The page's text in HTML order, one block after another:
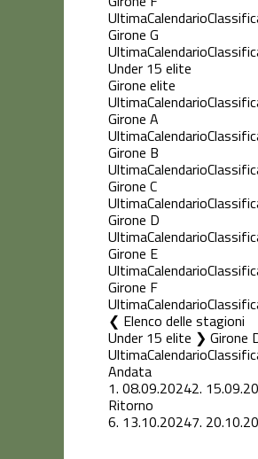
UltimaCalendario
Girone G
UltimaCalendario
Under 15 elite
Girone elite
UltimaCalendario
Girone A
UltimaCalendario
Girone B
UltimaCalendario
Girone C
UltimaCalendario
Girone D
UltimaCalendario
Girone E
UltimaCalendario
Girone F
UltimaCalendario
Elenco delle stagioni
Under 15 elite ❯ Girone
UltimaCalendario
Andata
1. 08.09.20242.
Ritorno
6. 13.10.20247.